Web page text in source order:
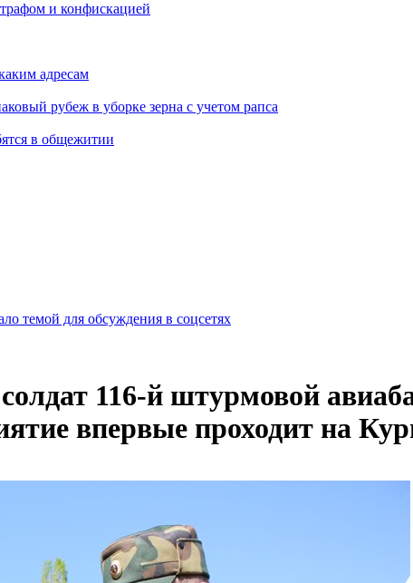
и конфискацией
адресам
рубеж в уборке зерна с учетом рапса
в общежитии
темой для обсуждения в соцсетях
солдат 116-й штурмовой
впервые проходит на